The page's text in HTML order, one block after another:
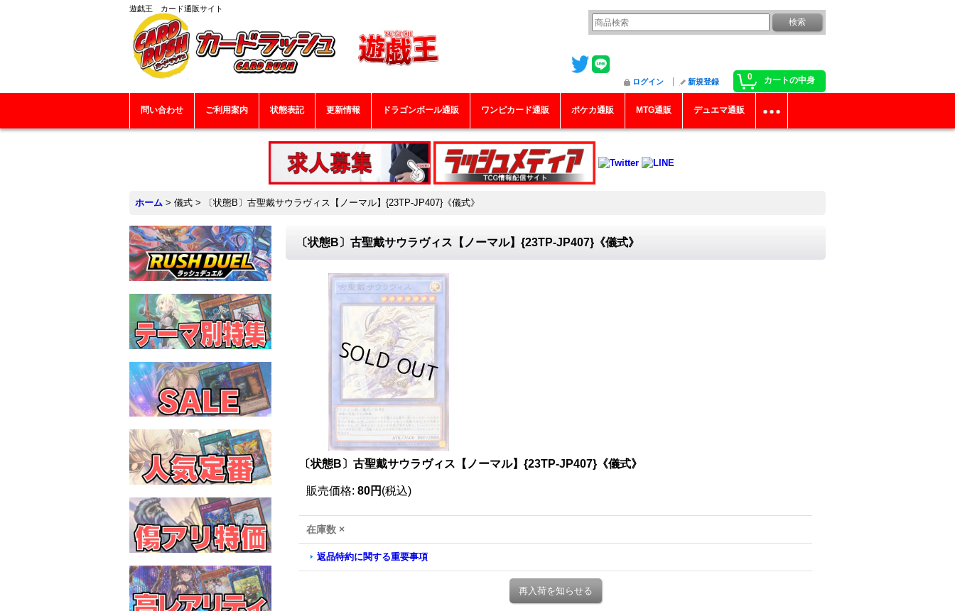
遊戯王 カード通販サイト
0 カートの中身
ログイン 新規登録
問い合わせ ご利用案内 状態表記 更新情報 ドラゴンボール通販 ワンピカード通販 ポケカ通販 MTG通販 デュエマ通販
ホーム > 儀式 > 〔状態B〕古聖戴サウラヴィス【ノーマル】{23TP-JP407}《儀式》
〔状態B〕古聖戴サウラヴィス【ノーマル】{23TP-JP407}《儀式》
〔状態B〕古聖戴サウラヴィス【ノーマル】{23TP-JP407}《儀式》
販売価格: 80円 (税込)
在庫数 ×
返品特約に関する重要事項
再入荷を知らせる